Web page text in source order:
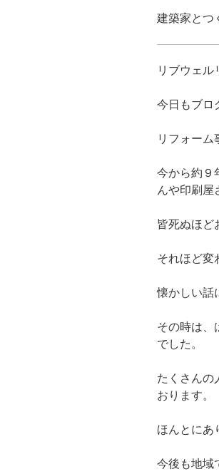
建築家と
リブウェル
今日もブロ
リフォーム
今から約９
んや印刷屋
皆死ぬほど
それほど変
懐かしい話
その時は、
でした。
たくさんの
おります。
ほんとにあ
今後も地域